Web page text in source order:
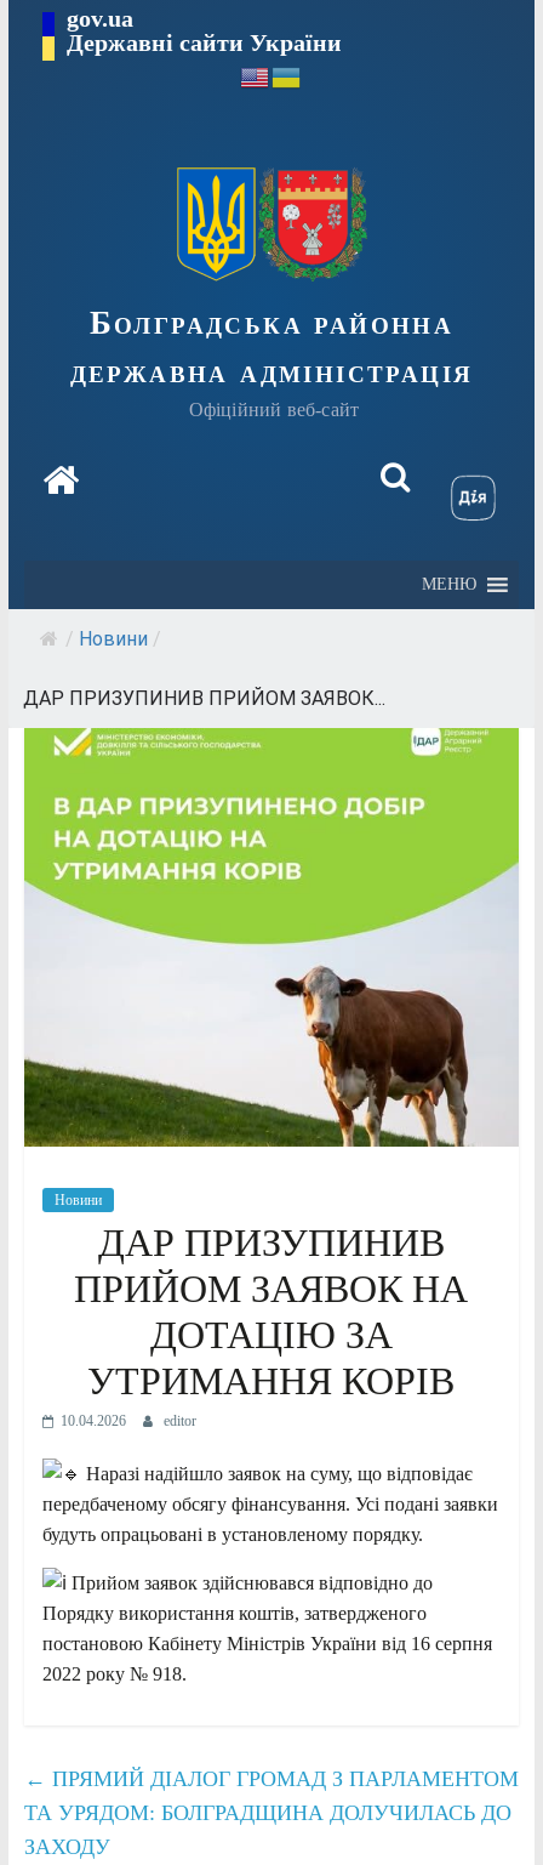
Перейтиgov.ua
Державні сайти України
Болградська районна
державна адміністрація
Офіційний веб-сайт
МЕНЮ
/ Новини /
ДАР ПРИЗУПИНИВ ПРИЙОМ ЗАЯВОК...
Новини
ДАР ПРИЗУПИНИВ
ПРИЙОМ ЗАЯВОК НА
ДОТАЦІЮ ЗА
УТРИМАННЯ КОРІВ
10.04.2026 editor
Наразі надійшло заявок на суму, що відповідає
передбаченому обсягу фінансування. Усі подані заявки
будуть опрацьовані в установленому порядку.
Прийом заявок здійснювався відповідно до
Порядку використання коштів, затвердженого
постановою Кабінету Міністрів України від 16 серпня
2022 року № 918.
← ПРЯМИЙ ДІАЛОГ ГРОМАД З ПАРЛАМЕНТОМ
ТА УРЯДОМ: БОЛГРАДЩИНА ДОЛУЧИЛАСЬ ДО
ЗАХОДУ